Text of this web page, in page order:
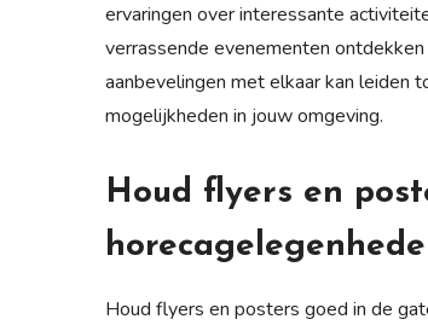
ervaringen over interessante
verrassende evenementen
aanbevelingen met elkaar kan leiden
mogelijkheden in jouw omgeving.
Houd flyers en
Houd flyers en posters goed in de